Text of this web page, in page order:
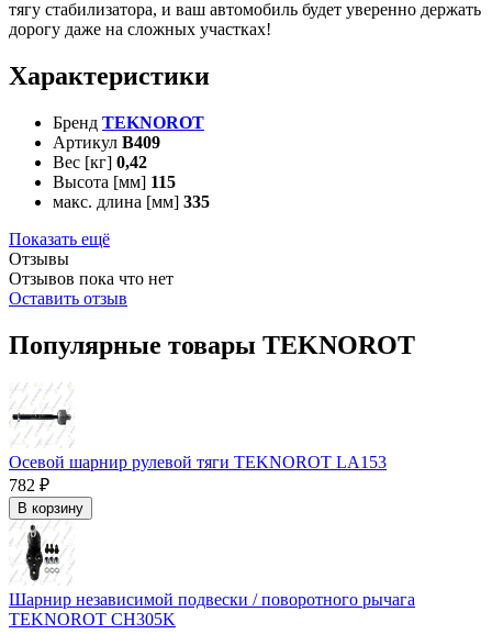
тягу стабилизатора, и ваш автомобиль будет уверенно держать
дорогу даже на сложных участках!
Характеристики
Бренд TEKNOROT
Артикул B409
Вес [кг] 0,42
Высота [мм] 115
макс. длина [мм] 335
Показать ещё
Отзывы
Отзывов пока что нет
Оставить отзыв
Популярные товары TEKNOROT
Осевой шарнир рулевой тяги TEKNOROT LA153
782 ₽
В корзину
Шарнир независимой подвески / поворотного рычага
TEKNOROT CH305K